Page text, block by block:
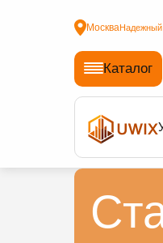
МоскваНадежный
Каталог